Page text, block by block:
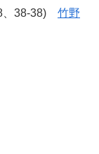
、38-38) 竹野